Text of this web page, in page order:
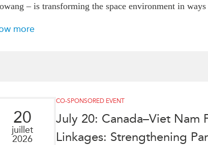
– is transforming the space environment in ways
more
20
juillet
2026
CO-SPONSORED EVENT
July 20: Canada–Viet Nam
Linkages: Strengthening